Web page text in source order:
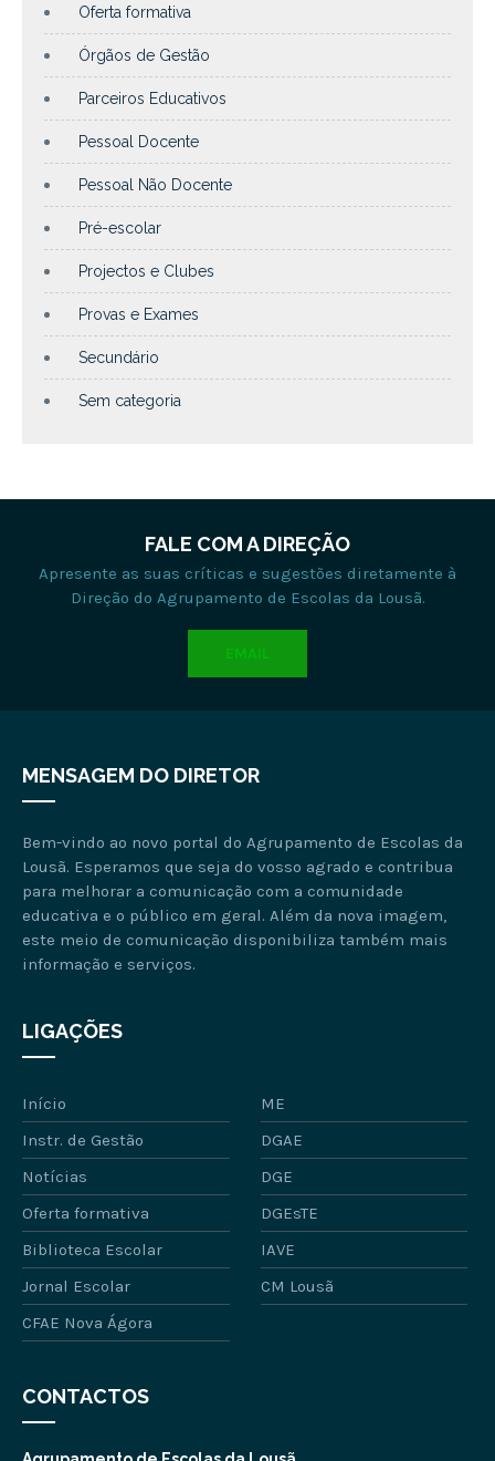
Oferta formativa
Órgãos de Gestão
Parceiros Educativos
Pessoal Docente
Pessoal Não Docente
Pré-escolar
Projectos e Clubes
Provas e Exames
Secundário
Sem categoria
FALE COM A DIREÇÃO
Apresente as suas críticas e sugestões diretamente à
Direção do Agrupamento de Escolas da Lousã.
EMAIL
MENSAGEM DO DIRETOR
Bem-vindo ao novo portal do Agrupamento de Escolas da
Lousã. Esperamos que seja do vosso agrado e contribua
para melhorar a comunicação com a comunidade
educativa e o público em geral. Além da nova imagem,
este meio de comunicação disponibiliza também mais
informação e serviços.
LIGAÇÕES
Início
ME
Instr. de Gestão
DGAE
Notícias
DGE
Oferta formativa
DGEsTE
Biblioteca Escolar
IAVE
Jornal Escolar
CM Lousã
CFAE Nova Ágora
CONTACTOS